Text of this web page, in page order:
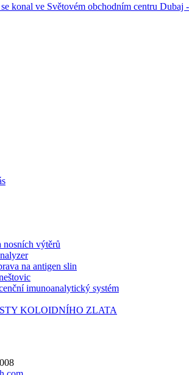
konal ve Světovém obchodním centru
nosních výtěrů
na antigen slin
imunoanalytický systém
KOLOIDNÍHO ZLATA